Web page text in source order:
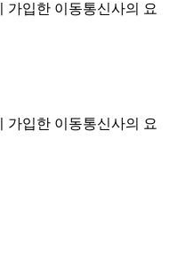
가입한 이동통신사의 요
가입한 이동통신사의 요